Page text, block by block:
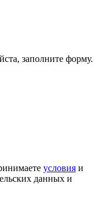
заполните форму.
условия и
данных и